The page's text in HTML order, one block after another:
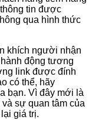
tin được
qua hình thức
khích người nhận
động tương
link được đính
có thể, hãy
bạn. Vì đây mới là
sự quan tâm của
giá trị.